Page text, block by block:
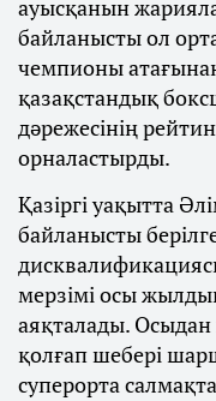
ауысқанын
байланысты ол
чемпионы
қазақстандық
дәрежесінің
орналастырды.
Қазіргі уақытта
байланысты
мерзімі осы
аяқталады.
қолғап шебері
суперорта